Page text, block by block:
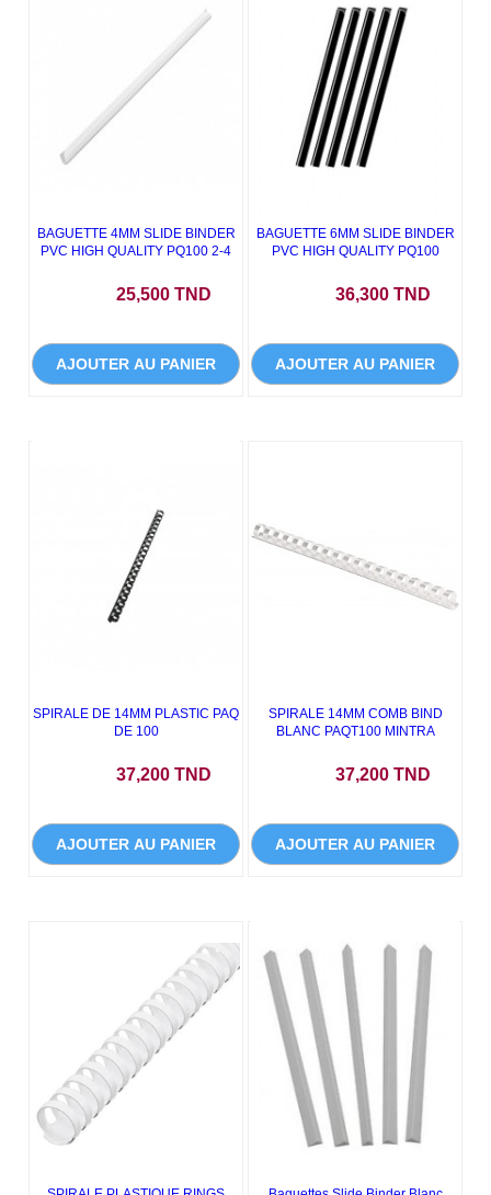
BAGUETTE 4MM SLIDE BINDER
PVC HIGH QUALITY PQ100 2-4
25,500 TND
AJOUTER AU PANIER
BAGUETTE 6MM SLIDE BINDER
PVC HIGH QUALITY PQ100
36,300 TND
AJOUTER AU PANIER
SPIRALE DE 14MM PLASTIC PAQ
DE 100
37,200 TND
AJOUTER AU PANIER
SPIRALE 14MM COMB BIND
BLANC PAQT100 MINTRA
37,200 TND
AJOUTER AU PANIER